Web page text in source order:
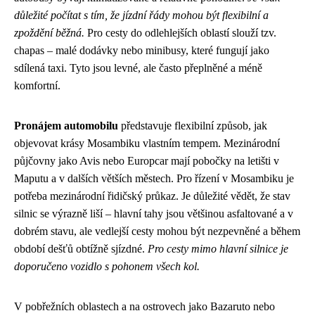
důležité počítat s tím, že jízdní řády mohou být flexibilní a
zpoždění běžná. Pro cesty do odlehlejších oblastí slouží tzv.
chapas – malé dodávky nebo minibusy, které fungují jako
sdílená taxi. Tyto jsou levné, ale často přeplněné a méně
komfortní.
Pronájem automobilu představuje flexibilní způsob, jak
objevovat krásy Mosambiku vlastním tempem. Mezinárodní
půjčovny jako Avis nebo Europcar mají pobočky na letišti v
Maputu a v dalších větších městech. Pro řízení v Mosambiku je
potřeba mezinárodní řidičský průkaz. Je důležité vědět, že stav
silnic se výrazně liší – hlavní tahy jsou většinou asfaltované a v
dobrém stavu, ale vedlejší cesty mohou být nezpevněné a během
období dešťů obtížně sjízdné. Pro cesty mimo hlavní silnice je
doporučeno vozidlo s pohonem všech kol.
V pobřežních oblastech a na ostrovech jako Bazaruto nebo